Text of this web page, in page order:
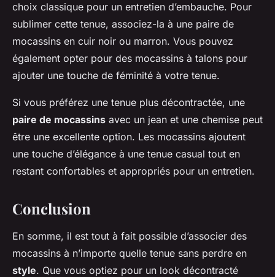
choix classique pour un entretien d’embauche. Pour
sublimer cette tenue, associez-la à une paire de
mocassins en cuir noir ou marron. Vous pouvez
également opter pour des mocassins à talons pour
ajouter une touche de féminité à votre tenue.
Si vous préférez une tenue plus décontractée, une
paire de mocassins avec un jean et une chemise peut
être une excellente option. Les mocassins ajoutent
une touche d’élégance à une tenue casual tout en
restant confortables et appropriés pour un entretien.
Conclusion
En somme, il est tout à fait possible d’associer des
mocassins à n’importe quelle tenue sans perdre en
style. Que vous optiez pour un look décontracté